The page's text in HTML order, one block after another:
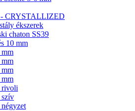
- CRYSTALLIZED
ékszerek
chaton SS39
10 mm
rivoli
szív